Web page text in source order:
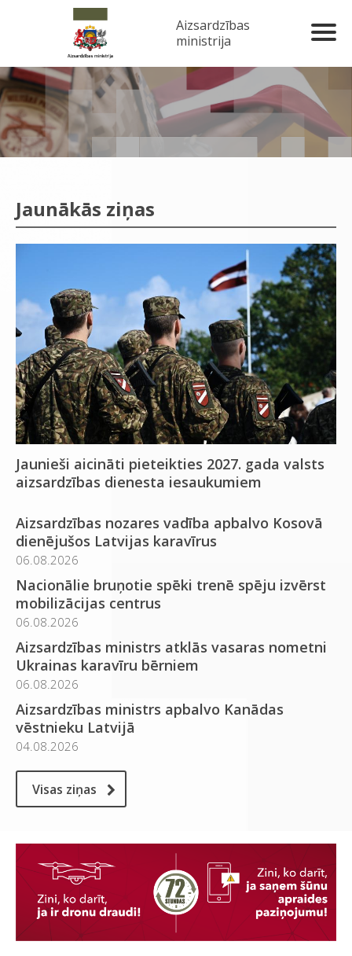
Aizsardzības
ministrija
Jaunākās ziņas
Jaunieši aicināti pieteikties 2027. gada valsts
aizsardzības dienesta iesaukumiem
Aizsardzības nozares vadība apbalvo Kosovā
dienējušos Latvijas karavīrus
06.08.2026
Nacionālie bruņotie spēki trenē spēju izvērst
mobilizācijas centrus
06.08.2026
Aizsardzības ministrs atklās vasaras nometni
Ukrainas karavīru bērniem
06.08.2026
Aizsardzības ministrs apbalvo Kanādas
vēstnieku Latvijā
04.08.2026
Visas ziņas